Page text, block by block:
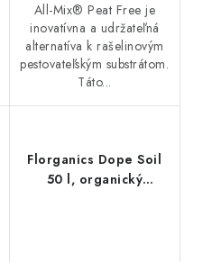
All-Mix® Peat Free je
inovatívna a udržateľná
alternatíva k rašelinovým
pestovateľským substrátom.
Táto...
Florganics Dope Soil
50 l, organický